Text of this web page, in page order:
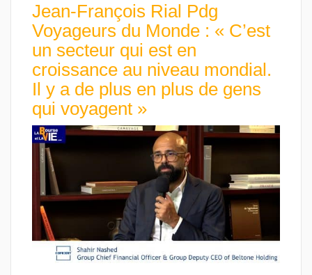
Jean-François Rial Pdg
Voyageurs du Monde : « C’est
un secteur qui est en
croissance au niveau mondial.
Il y a de plus en plus de gens
qui voyagent »